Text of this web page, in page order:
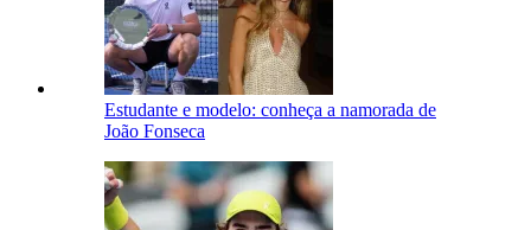
Estudante e modelo: conheça a namorada de
João Fonseca